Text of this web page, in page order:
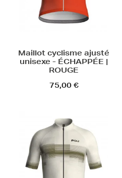
Maillot cyclisme ajusté
unisexe - ÉCHAPPÉE |
ROUGE
75,00 €